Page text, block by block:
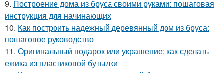
9. Построение дома из бруса своими руками: пошаговая
инструкция для начинающих
10. Как построить надежный деревянный дом из бруса:
пошаговое руководство
11. Оригинальный подарок или украшение: как сделать
ежика из пластиковой бутылки